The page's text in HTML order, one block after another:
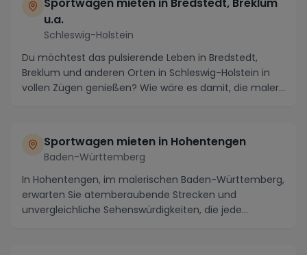
u.a.
Schleswig-Holstein
Du möchtest das pulsierende Leben in Bredstedt,
Breklum und anderen Orten in Schleswig-Holstein in
vollen Zügen genießen? Wie wäre es damit, die maler...
Sportwagen mieten in Hohentengen
Baden-Württemberg
In Hohentengen, im malerischen Baden-Württemberg,
erwarten Sie atemberaubende Strecken und
unvergleichliche Sehenswürdigkeiten, die jede